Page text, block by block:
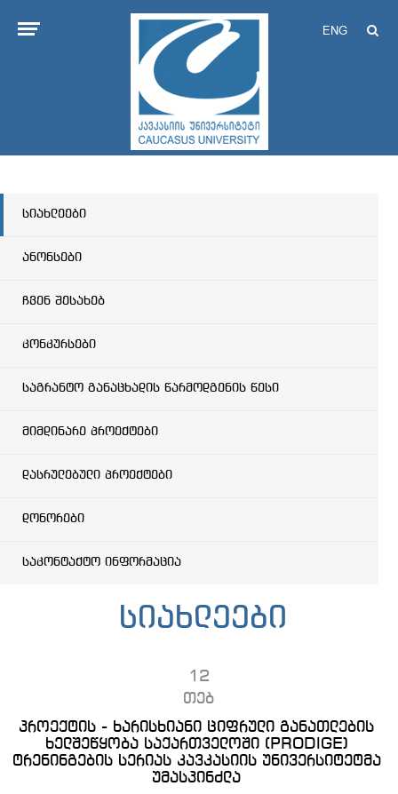
ENG
სიახლეები
ანონსები
ჩვენ შესახებ
კონკურსები
საგრანტო განაცხადის წარმოდგენის წესი
მიმდინარე პროექტები
დასრულებული პროექტები
დონორები
საკონტაქტო ინფორმაცია
სიახლეები
12
თებ
პროექტის - ხარისხიანი ციფრული განათლების
ხელშეწყობა საქართველოში (PRODIGE)
ტრენინგების სერიას კავკასიის უნივერსიტეტმა
უმასპინძლა